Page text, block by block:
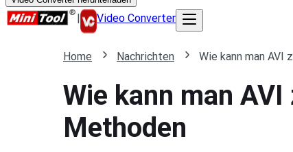
| Video Converter
Home Nachrichten Wie kann man AVI
Wie kann man
Methoden